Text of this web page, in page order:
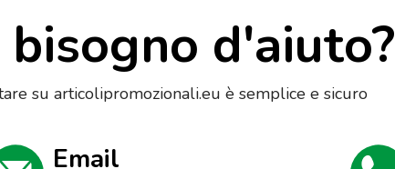
bisogno d'aiuto?
su articolipromozionali.eu è semplice e sicuro
Email